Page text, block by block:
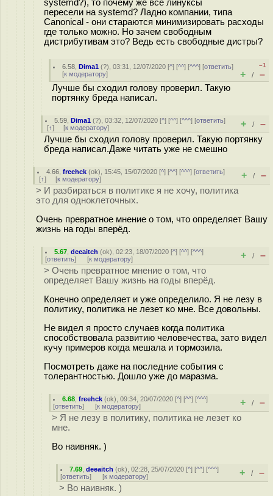
systemd?), то почему же все линуксы
пересели на systemd? Ладно компании, типа
Canonical - они стараются минимизировать расходы
где только можно. Но зачем свободным
дистрибутивам это? Ведь есть свободные дистры?
6.58 ,Dima1 (?), 03:31, 12/07/2020 [^] [^^] [^^^] [ответить]
[к модератору]
–1
+ / –
Лучше бы сходил голову проверил. Такую
портянку бреда написал.
5.59 ,Dima1 (?), 03:32, 12/07/2020 [^] [^^] [^^^] [ответить]
[↑] [к модератору] + / –
Лучше бы сходил голову проверил. Такую портянку
бреда написал.Даже читать уже не смешно
4.66 ,freehck (ok), 15:45, 15/07/2020 [^] [^^] [^^^] [ответить]
[↑] [к модератору] + / –
> И разбираться в политике я не хочу, политика
это для одноклеточных.
Очень превратное мнение о том, что определяет Вашу
жизнь на годы вперёд.
5.67 ,deeaitch (ok), 02:23, 18/07/2020 [^] [^^] [^^^]
[ответить] [к модератору] + / –
> Очень превратное мнение о том, что
определяет Вашу жизнь на годы вперёд.
Конечно определяет и уже определило. Я не лезу в
политику, политика не лезет ко мне. Все довольны.
Не видел я просто случаев когда политика
способствовала развитию человечества, зато видел
кучу примеров когда мешала и тормозила.
Посмотреть даже на последние события с
толерантностью. Дошло уже до маразма.
6.68 ,freehck (ok), 09:34, 20/07/2020 [^] [^^] [^^^]
[ответить] [к модератору] + / –
> Я не лезу в политику, политика не лезет ко
мне.
Во наивняк. )
7.69 ,deeaitch (ok), 02:28, 25/07/2020 [^] [^^] [^^^]
[ответить] [к модератору] + / –
> Во наивняк. )